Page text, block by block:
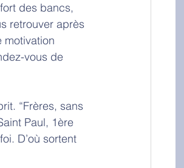
des bancs,
retrouver après
motivation
vous de
“Frères, sans
Paul, 1ère
D’où sortent